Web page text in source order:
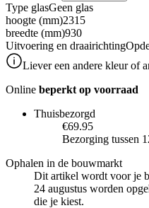
Type glasGeen glas
hoogte (mm)2315
breedte (mm)930
Uitvoering en draairichting
Liever een andere kleur of
Online beperkt op voorraad
Thuisbezorgd
€69.95
Bezorging tussen
Ophalen in de bouwmarkt
Dit artikel wordt voor je
24 augustus worden
die je kiest.